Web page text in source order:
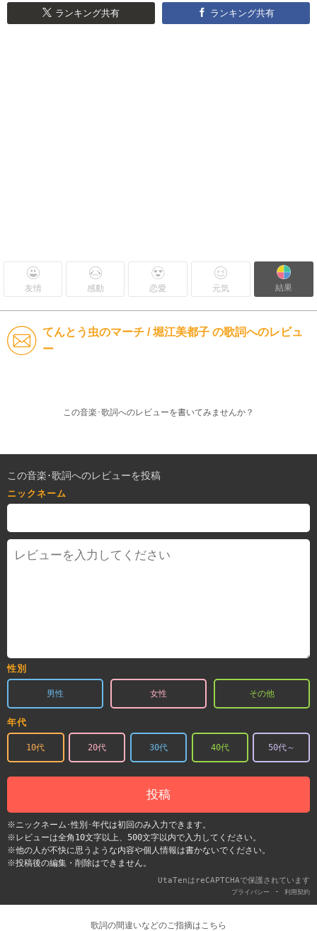
ランキング共有 ランキング共有
友情 感動 恋愛 元気 結果
てんとう虫のマーチ / 堀江美都子 の歌詞へのレビュ
ー
この音楽･歌詞へのレビューを書いてみませんか？
この音楽･歌詞へのレビューを投稿
ニックネーム
性別
男性 女性 その他
年代
10代 20代 30代 40代 50代～
投稿
※ニックネーム･性別･年代は初回のみ入力できます。
※レビューは全角10文字以上、500文字以内で入力してください。
※他の人が不快に思うような内容や個人情報は書かないでください。
※投稿後の編集・削除はできません。
UtaTenはreCAPTCHAで保護されています
プライバシー - 利用契約
歌詞の間違いなどのご指摘はこちら